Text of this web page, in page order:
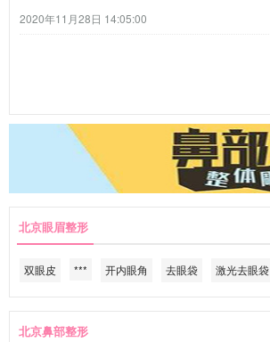
2020年11月28日 14:05:00
北京眼眉整形
双眼皮 *** 开内眼角 去眼袋 激光去眼袋
北京鼻部整形